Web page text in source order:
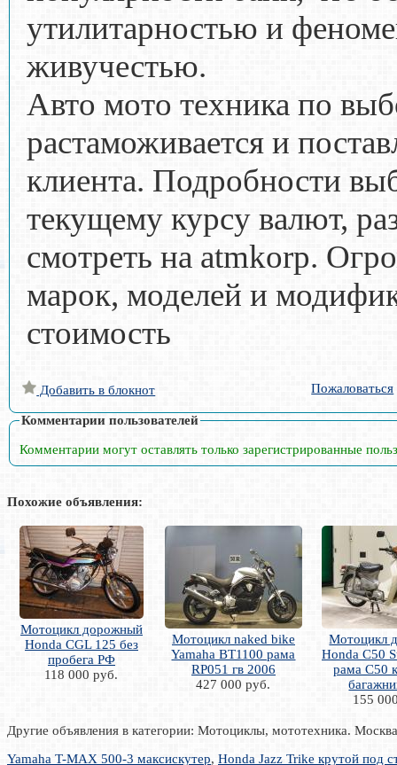
утилитарностью и
живучестью.
Авто мото техника по
растаможивается и
клиента. Подробности
текущему курсу валют,
смотреть на atmkorp.
марок, моделей и
стоимость
Добавить в блокнот Пожаловаться
Комментарии пользователей
Комментарии могут оставлять только зарегистрированные
Похожие объявления:
Мотоцикл дорожный
Honda CGL 125 без
пробега РФ
118 000 руб.
Мотоцикл naked bike
Yamaha BT1100 рама
RP051 гв 2006
427 000 руб.
Мотоцикл
Honda C50
рама C50
155
Другие объявления в категории: Мотоциклы, мототехника. Москва
Yamaha T-MAX 500-3 максискутер, Honda Jazz Trike крутой под